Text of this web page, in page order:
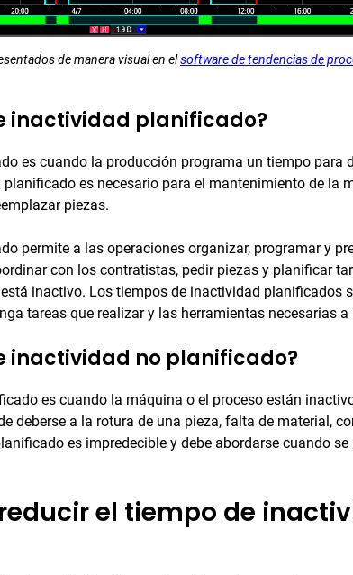
de manera visual en elsoftware de tendencias de
inactividad planificado?
es cuando la producción programa un tiempo para
es necesario para el mantenimiento de la
piezas.
permite a las operaciones organizar, programar y
con los contratistas, pedir piezas y planificar
inactivo. Los tiempos de inactividad planificados
tareas que realizar y las herramientas necesarias a
inactividad no planificado?
es cuando la máquina o el proceso están
deberse a la rotura de una pieza, falta de material,
es impredecible y debe abordarse cuando se
el tiempo de